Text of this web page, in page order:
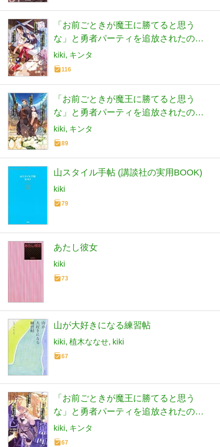
「お前ごときが魔王に勝てると思う
な」と勇者パーティを追放されたの
で、王都で気ままに暮らしたい 2 (GCノ
ベルズ)
kiki キンタ
116
「お前ごときが魔王に勝てると思う
な」と勇者パーティを追放されたの
で、王都で気ままに暮らしたい 3 (GCノ
ベルズ)
kiki キンタ
89
山スタイル手帖 (講談社の実用BOOK)
kiki
79
あたし彼女
kiki
73
山が大好きになる練習帖
kiki 植木ななせ kiki
67
「お前ごときが魔王に勝てると思う
な」と勇者パーティを追放されたの
で、王都で気ままに暮らしたい 4 (GCノ
ベルズ)
kiki キンタ
67